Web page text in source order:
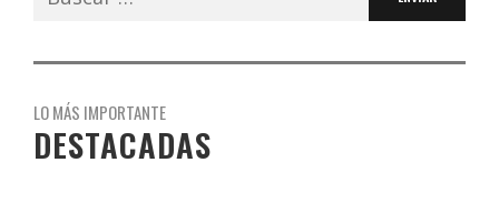
LO MÁS IMPORTANTE
DESTACADAS